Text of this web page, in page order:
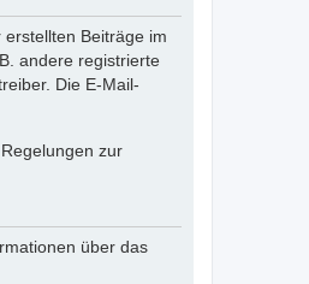
Beiträge im
andere registrierte
Die E-Mail-
zur
über das